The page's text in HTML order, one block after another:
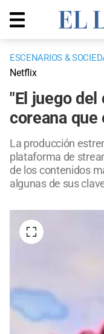
ESCENARIOS &
Netflix
"El juego del
coreana
La producción
plataforma de
de los contenidos
algunas de sus